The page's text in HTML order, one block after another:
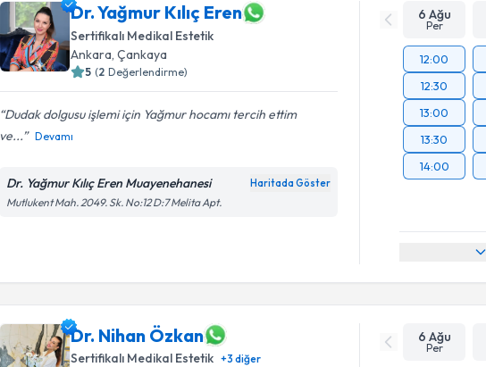
Dr. Yağmur Kılıç Eren
Sertifikalı Medikal Estetik
Ankara , Çankaya
5 (2 Değerlendirme)
Dudak dolgusu işlemi için Yağmur hocamı tercih ettim
ve...
Devamı
Dr. Yağmur Kılıç Eren Muayenehanesi Haritada Göster
Mutlukent Mah. 2049. Sk. No:12 D:7 Melita Apt.
6 Ağu
Per
12:00
12:30
13:00
13:30
14:00
Dr. Nihan Özkan
Sertifikalı Medikal Estetik +3 diğer
6 Ağu
Per